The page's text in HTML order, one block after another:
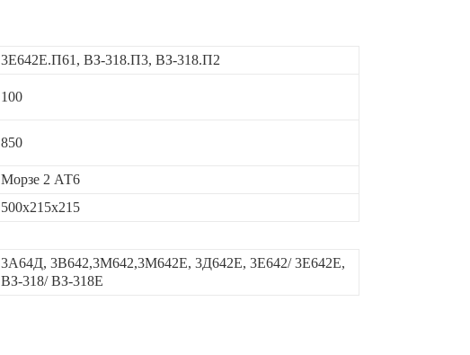
3Е642Е.П61, ВЗ-318.П3, ВЗ-318.П2
100
850
Морзе 2 АТ6
500х215х215
3А64Д, 3В642,3М642,3М642Е, 3Д642Е, 3Е642/ 3Е642Е,
ВЗ-318/ ВЗ-318Е